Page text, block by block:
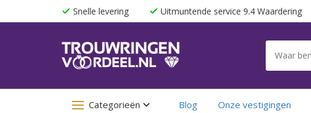
Snelle levering Uitmuntende service 9.4 Waardering
Categorieën Blog Onze vestigingen